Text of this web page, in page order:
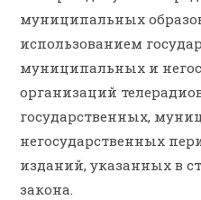
муниципальных
использованием
муниципальных и
организаций
государственных,
негосударственных
изданий, указанных в
закона.